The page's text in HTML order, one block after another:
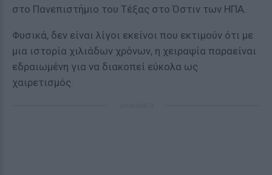
στο Πανεπιστήμιο του Τέξας στο Όστιν των ΗΠΑ.
Φυσικά, δεν είναι λίγοι εκείνοι που εκτιμούν ότι με
μια ιστορία χιλιάδων χρόνων, η χειραψία παραείναι
εδραιωμένη για να διακοπεί εύκολα ως
χαιρετισμός.